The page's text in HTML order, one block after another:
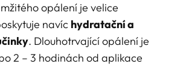
opálení je velice
navíc hydratační a
. Dlouhotrvající opálení je
2 – 3 hodinách od aplikace